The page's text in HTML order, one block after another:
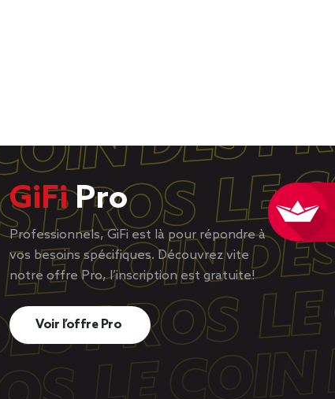
GiFiPro
Professionnels, GiFi est là pour répondre à
vos besoins spécifiques. Découvrez vite
notre offre Pro, l’inscription est gratuite!
Voir l’offre Pro